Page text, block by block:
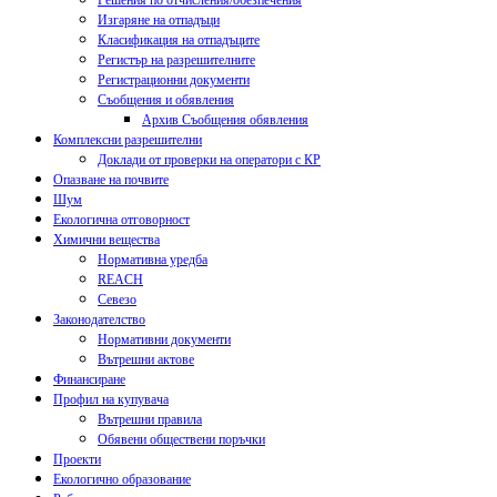
Изгаряне на отпадъци
Класификация на отпадъците
Регистър на разрешителните
Регистрационни документи
Съобщения и обявления
Архив Съобщения обявления
Комплексни разрешителни
Доклади от проверки на оператори с КР
Опазване на почвите
Шум
Екологична отговорност
Химични вещества
Нормативна уредба
REACH
Севезо
Законодателство
Нормативни документи
Вътрешни актове
Финансиране
Профил на купувача
Вътрешни правила
Обявени обществени поръчки
Проекти
Екологично образование